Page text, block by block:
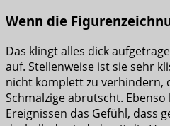
Wenn die
Das klingt alles dick
auf. Stellenweise ist sie sehr
nicht komplett zu verhindern,
Schmalzige abrutscht.
Ereignissen das Gefühl, dass